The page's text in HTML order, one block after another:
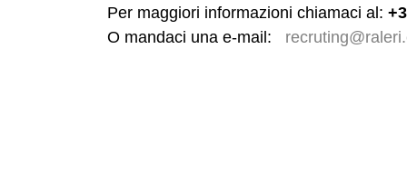
Per maggiori informazioni chiamaci al:
O mandaci una e-mail: